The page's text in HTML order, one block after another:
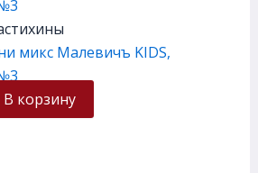
микс Малевичъ KIDS,
В корзину